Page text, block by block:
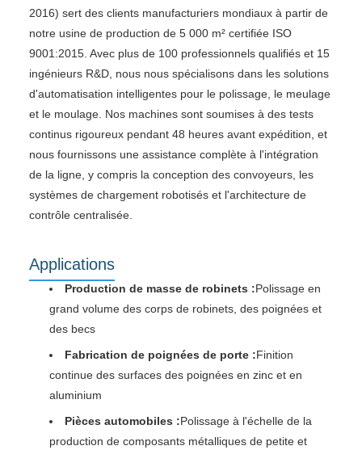
2016) sert des clients manufacturiers mondiaux à partir de
notre usine de production de 5 000 m² certifiée ISO
9001:2015. Avec plus de 100 professionnels qualifiés et 15
ingénieurs R&D, nous nous spécialisons dans les solutions
d'automatisation intelligentes pour le polissage, le meulage
et le moulage. Nos machines sont soumises à des tests
continus rigoureux pendant 48 heures avant expédition, et
nous fournissons une assistance complète à l'intégration
de la ligne, y compris la conception des convoyeurs, les
systèmes de chargement robotisés et l'architecture de
contrôle centralisée.
Applications
Production de masse de robinets :Polissage en
grand volume des corps de robinets, des poignées et
des becs
Fabrication de poignées de porte :Finition
continue des surfaces des poignées en zinc et en
aluminium
Pièces automobiles :Polissage à l'échelle de la
production de composants métalliques de petite et